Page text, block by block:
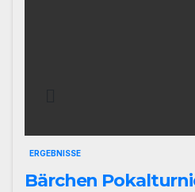
ERGEBNISSE
Bärchen